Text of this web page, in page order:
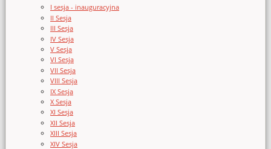
I sesja - inauguracyjna
II Sesja
III Sesja
IV Sesja
V Sesja
VI Sesja
VII Sesja
VIII Sesja
IX Sesja
X Sesja
XI Sesja
XII Sesja
XIII Sesja
XIV Sesja